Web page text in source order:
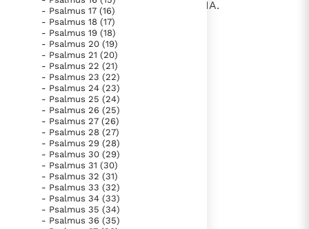
Paus spreekt het Wereldvoedselprogramma toe
Paus Leo XIV in Pavia: "De stad is zowel een gave als
een taak"
Paus in Pavia: St. Augustinus toont ons de noodzaak om
"naar het innerlijk" toe te keren.
RK Documenten stelt heel veel belangrijke
kerkelijke documenten van de Rooms
Katholieke Kerk in het Nederlands beschikbaar
en is volledig afhankelijk van donaties.
Ik help mee!
- Psalmus 17 (16)
- Psalmus 18 (17)
- Psalmus 19 (18)
- Psalmus 20 (19)
- Psalmus 21 (20)
- Psalmus 22 (21)
- Psalmus 23 (22)
- Psalmus 24 (23)
- Psalmus 25 (24)
- Psalmus 26 (25)
- Psalmus 27 (26)
- Psalmus 28 (27)
- Psalmus 29 (28)
- Psalmus 30 (29)
- Psalmus 31 (30)
- Psalmus 32 (31)
- Psalmus 33 (32)
- Psalmus 34 (33)
- Psalmus 35 (34)
- Psalmus 36 (35)
spirat, laudet Dominum. ALLELUIA.
lees verder